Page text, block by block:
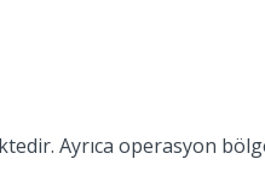
Ayrıca operasyon